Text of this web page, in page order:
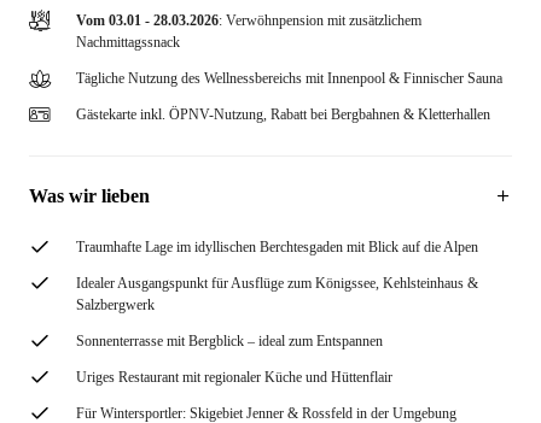
Vom 03.01 - 28.03.2026: Verwöhnpension mit zusätzlichem
Nachmittagssnack
Tägliche Nutzung des Wellnessbereichs mit Innenpool & Finnischer Sauna
Gästekarte inkl. ÖPNV-Nutzung, Rabatt bei Bergbahnen & Kletterhallen
Was wir lieben
Traumhafte Lage im idyllischen Berchtesgaden mit Blick auf die Alpen
Idealer Ausgangspunkt für Ausflüge zum Königssee, Kehlsteinhaus &
Salzbergwerk
Sonnenterrasse mit Bergblick – ideal zum Entspannen
Uriges Restaurant mit regionaler Küche und Hüttenflair
Für Wintersportler: Skigebiet Jenner & Rossfeld in der Umgebung